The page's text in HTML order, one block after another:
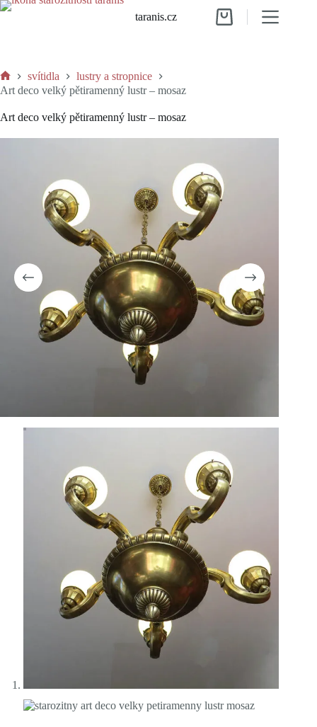
Skip
taranis.cz
Shopping
Home
svítidla
lustry a stropnice
Art deco velký pětiramenný lustr – mosaz
Art deco velký pětiramenný lustr – mosaz